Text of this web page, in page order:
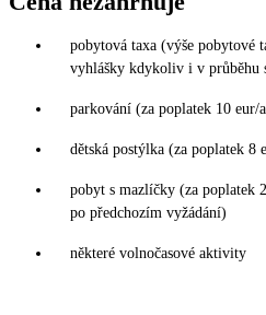
pobytová taxa (výše pobytové
vyhlášky kdykoliv i v průběhu
parkování (za poplatek 10 eur/
dětská postýlka (za poplatek 8
pobyt s mazlíčky (za poplatek
po předchozím vyžádání)
některé volnočasové aktivity